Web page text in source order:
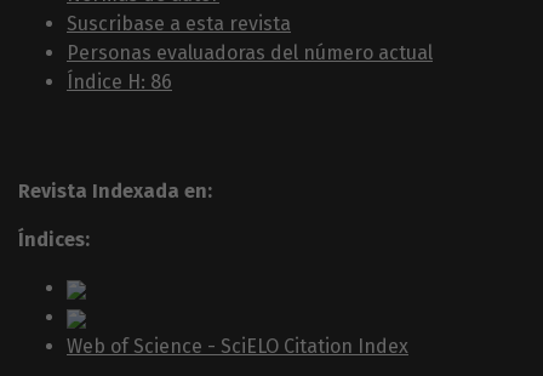
Suscribase a esta revista
Personas evaluadoras del número actual
Índice H: 86
Revista Indexada en:
Índices:
Web of Science - SciELO Citation Index